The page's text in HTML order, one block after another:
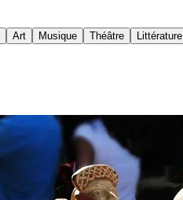
Art Musique Théâtre Littérature